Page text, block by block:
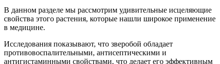
В данном разделе мы рассмотрим удивительные исцеляющие
свойства этого растения, которые нашли широкое применение
в медицине.
Исследования показывают, что зверобой обладает
противовоспалительными, антисептическими и
антигистаминными свойствами, что делает его эффективным